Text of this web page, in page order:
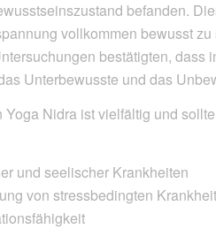
befanden.
vollkommen bewusst
bestätigten, dass
Unterbewusste und das
Nidra ist vielfältig und
und seelischer Krankheiten
von stressbedingten